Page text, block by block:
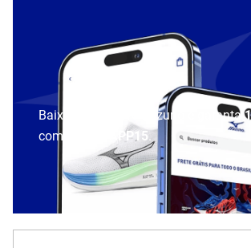
Baixe o aplicativo Mizuno e garanta
com cupom
APP15